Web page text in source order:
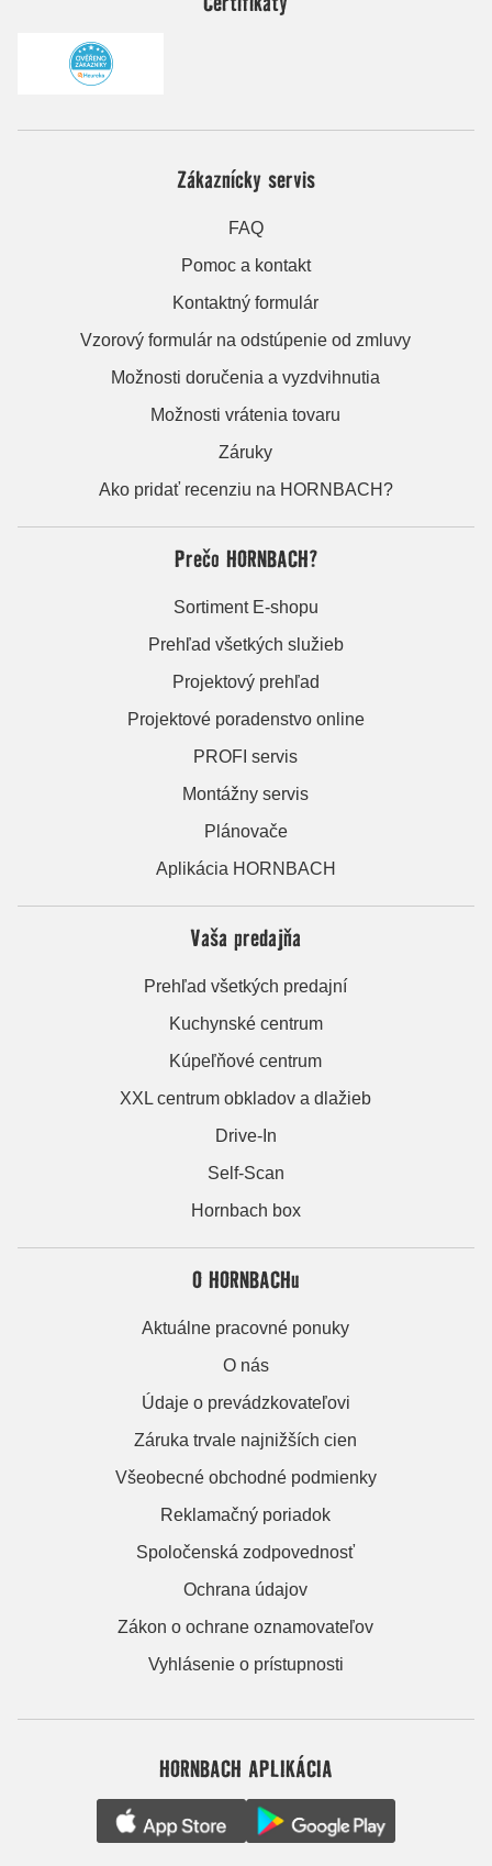
Zákaznícky servis
FAQ
Pomoc a kontakt
Kontaktný formulár
Vzorový formulár na odstúpenie od zmluvy
Možnosti doručenia a vyzdvihnutia
Možnosti vrátenia tovaru
Záruky
Ako pridať recenziu na HORNBACH?
Prečo HORNBACH?
Sortiment E-shopu
Prehľad všetkých služieb
Projektový prehľad
Projektové poradenstvo online
PROFI servis
Montážny servis
Plánovače
Aplikácia HORNBACH
Vaša predajňa
Prehľad všetkých predajní
Kuchynské centrum
Kúpeľňové centrum
XXL centrum obkladov a dlažieb
Drive-In
Self-Scan
Hornbach box
O HORNBACHu
Aktuálne pracovné ponuky
O nás
Údaje o prevádzkovateľovi
Záruka trvale najnižších cien
Všeobecné obchodné podmienky
Reklamačný poriadok
Spoločenská zodpovednosť
Ochrana údajov
Zákon o ochrane oznamovateľov
Vyhlásenie o prístupnosti
HORNBACH APLIKÁCIA